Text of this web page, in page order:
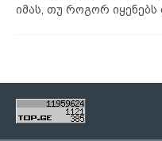
იმას, თუ როგორ